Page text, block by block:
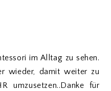
im Alltag zu sehen.
wieder, damit weiter zu
umzusetzen..Danke für